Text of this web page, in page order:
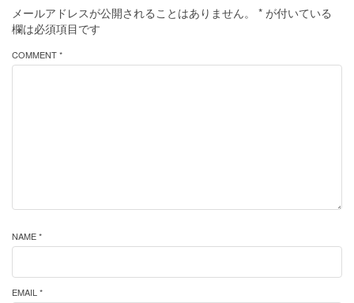
メールアドレスが公開されることはありません。 * が付いている
欄は必須項目です
COMMENT *
NAME *
EMAIL *